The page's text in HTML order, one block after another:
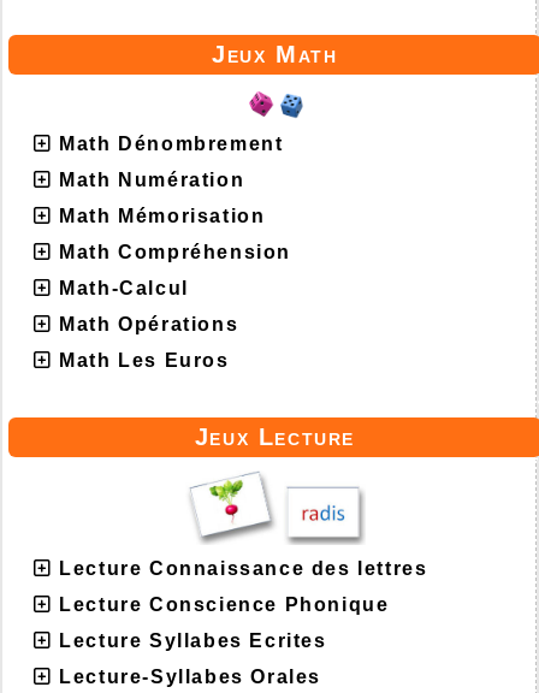
Jeux Math
Math Dénombrement
Math Numération
Math Mémorisation
Math Compréhension
Math-Calcul
Math Opérations
Math Les Euros
Jeux Lecture
Lecture Connaissance des lettres
Lecture Conscience Phonique
Lecture Syllabes Ecrites
Lecture-Syllabes Orales